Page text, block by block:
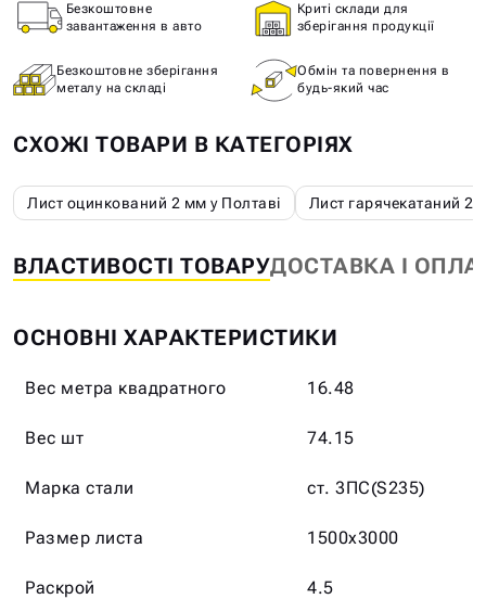
Безкоштовне
завантаження в авто
Криті склади для
зберігання продукції
Безкоштовне зберігання
металу на складі
Обмін та повернення в
будь-який час
СХОЖІ ТОВАРИ В КАТЕГОРІЯХ
Лист оцинкований 2 мм у Полтаві Лист гарячекатаний 2
ВЛАСТИВОСТІ ТОВАРУДОСТАВКА І
ОСНОВНІ ХАРАКТЕРИСТИКИ
Вес метра квадратного 16.48
Вес шт 74.15
Марка стали ст. 3ПС(S235)
Размер листа 1500х3000
Раскрой 4.5